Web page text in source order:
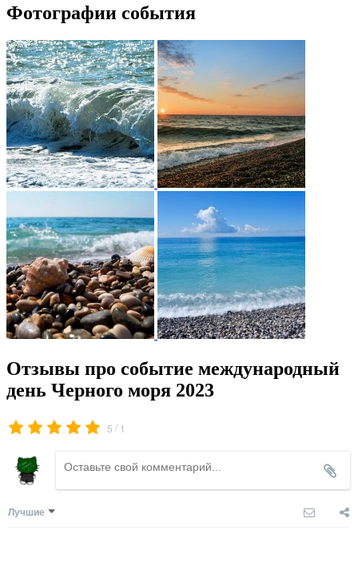
Фотографии события
Отзывы про событие международный
день Черного моря 2023
5 / 1
Лучшие